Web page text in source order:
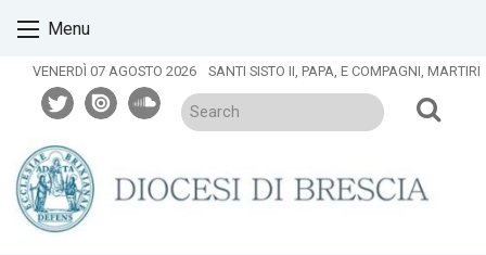
content
Menu
VENERDÌ 07 AGOSTO 2026 SANTI SISTO II, PAPA, E COMPAGNI, MARTIRI
twitterissuusoundcloud